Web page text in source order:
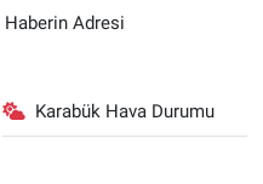
Haberin Adresi
Karabük Hava Durumu